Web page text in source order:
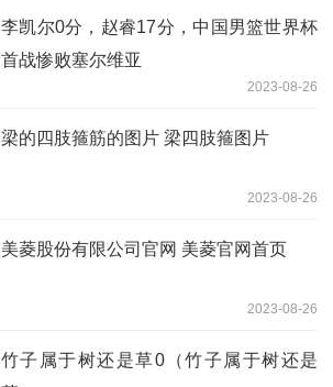
李凯尔0分，赵睿17分，中国男篮世界杯
首战惨败塞尔维亚
2023-08-26
梁的四肢箍筋的图片 梁四肢箍图片
2023-08-26
美菱股份有限公司官网 美菱官网首页
2023-08-26
竹子属于树还是草0（竹子属于树还是